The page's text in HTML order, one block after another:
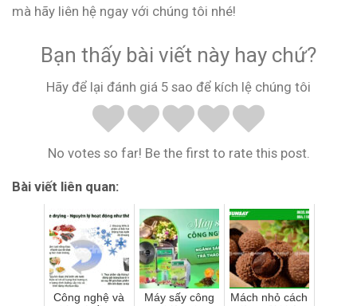
mà hãy liên hệ ngay với chúng tôi nhé!
Bạn thấy bài viết này hay chứ?
Hãy để lại đánh giá 5 sao để kích lệ chúng tôi
No votes so far! Be the first to rate this post.
Bài viết liên quan:
Công nghệ và
Máy sấy công
Mách nhỏ cách